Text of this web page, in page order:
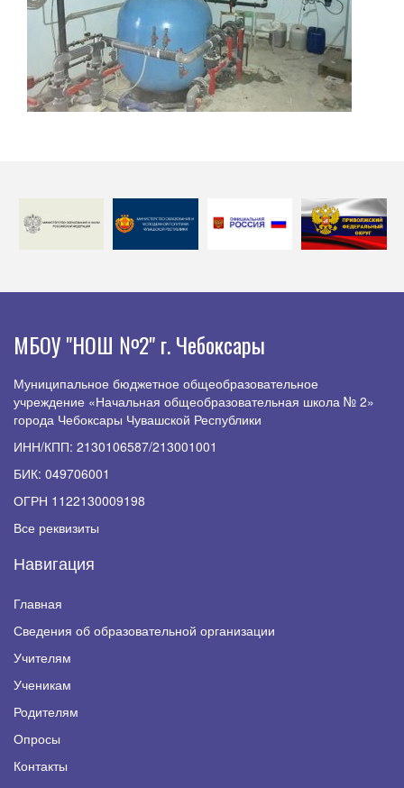
МБОУ "НОШ №2" г. Чебоксары
Муниципальное бюджетное общеобразовательное
учреждение «Начальная общеобразовательная школа № 2»
города Чебоксары Чувашской Республики
ИНН/КПП: 2130106587/213001001
БИК: 049706001
ОГРН 1122130009198
Все реквизиты
Навигация
Главная
Сведения об образовательной организации
Учителям
Ученикам
Родителям
Опросы
Контакты